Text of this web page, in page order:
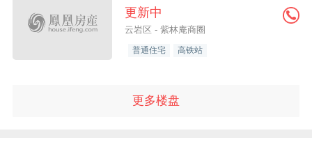
更新中
云岩区 - 紫林庵商圈
普通住宅 高铁站
更多楼盘